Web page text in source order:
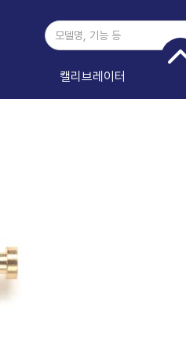
캘리브레이터